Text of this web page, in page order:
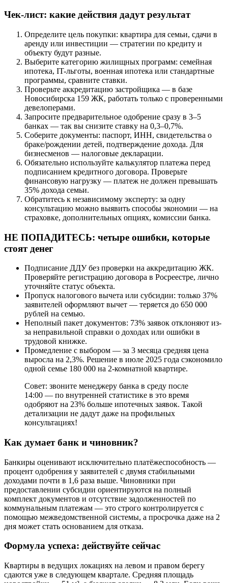
Чек-лист: какие действия дадут результат
Определите цель покупки: квартира для семьи, сдачи в
аренду или инвестиции — стратегии по кредиту и
объекту будут разные.
Выберите категорию жилищных программ: семейная
ипотека, IT-льготы, военная ипотека или стандартные
программы, сравните ставки.
Проверьте аккредитацию застройщика — в базе
Новосибирска 159 ЖК, работать только с проверенными
девелоперами.
Запросите предварительное одобрение сразу в 3–5
банках — так вы снизите ставку на 0,3–0,7%.
Соберите документы: паспорт, ИНН, свидетельства о
браке/рождении детей, подтверждение дохода. Для
бизнесменов — налоговые декларации.
Обязательно используйте калькулятор платежа перед
подписанием кредитного договора. Проверьте
финансовую нагрузку — платеж не должен превышать
35% дохода семьи.
Обратитесь к независимому эксперту: за одну
консультацию можно выявить способы экономии — на
страховке, дополнительных опциях, комиссии банка.
НЕ ПОПАДИТЕСЬ: четыре ошибки, которые
стоят денег
Подписание ДДУ без проверки на аккредитацию ЖК.
Проверяйте регистрацию договора в Росреестре, лично
уточняйте статус объекта.
Пропуск налогового вычета или субсидии: только 37%
заявителей оформляют вычет — теряется до 650 000
рублей на семью.
Неполный пакет документов: 73% заявок отклоняют из-
за неправильной справки о доходах или ошибки в
трудовой книжке.
Промедление с выбором — за 3 месяца средняя цена
выросла на 2,3%. Решение в июле 2025 года сэкономило
одной семье 180 000 на 2-комнатной квартире.
Совет: звоните менеджеру банка в среду после
14:00 — по внутренней статистике в это время
одобряют на 23% больше ипотечных заявок. Такой
детализации не дадут даже на профильных
консультациях!
Как думает банк и чиновник?
Банкиры оценивают исключительно платёжеспособность —
процент одобрения у заявителей с двумя стабильными
доходами почти в 1,6 раза выше. Чиновники при
предоставлении субсидии ориентируются на полный
комплект документов и отсутствие задолженностей по
коммунальным платежам — это строго контролируется с
помощью межведомственной системы, а просрочка даже на 2
дня может стать основанием для отказа.
Формула успеха: действуйте сейчас
Квартиры в ведущих локациях на левом и правом берегу
сдаются уже в следующем квартале. Средняя площадь